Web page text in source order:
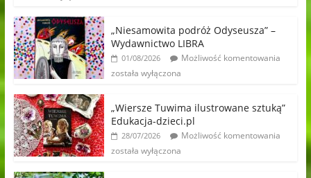
„Niesamowita podróż Odyseusza” –
Wydawnictwo LIBRA
01/08/2026
Możliwość komentowania
została wyłączona
„Wiersze Tuwima ilustrowane sztuką”
Edukacja-dzieci.pl
28/07/2026
Możliwość komentowania
została wyłączona